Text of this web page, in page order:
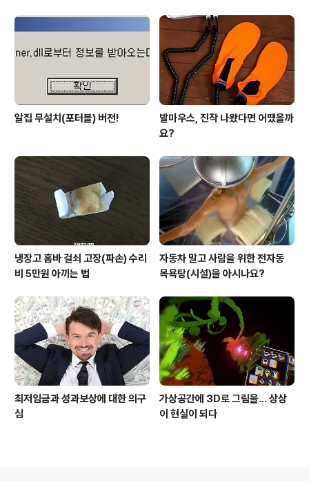
알집 무설치(포터블) 버전!
발마우스, 진작 나왔다면 어땠을까
요?
냉장고 홈바 걸쇠 고장(파손) 수리
비 5만원 아끼는 법
자동차 말고 사람을 위한 전자동
목욕탕(시설)을 아시나요?
최저임금과 성과보상에 대한 의구
심
가상공간에 3D로 그림을... 상상
이 현실이 되다